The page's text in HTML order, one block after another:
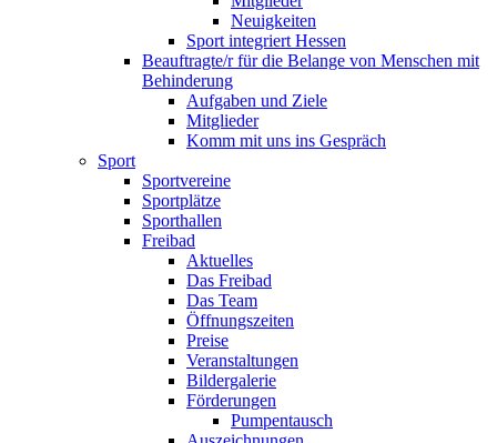
Neuigkeiten
Sport integriert Hessen
Beauftragte/r für die Belange von Menschen mit
Behinderung
Aufgaben und Ziele
Mitglieder
Komm mit uns ins Gespräch
Sport
Sportvereine
Sportplätze
Sporthallen
Freibad
Aktuelles
Das Freibad
Das Team
Öffnungszeiten
Preise
Veranstaltungen
Bildergalerie
Förderungen
Pumpentausch